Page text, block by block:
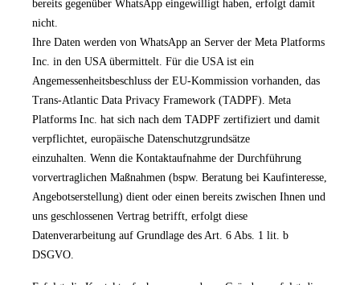
bereits gegenüber WhatsApp eingewilligt haben, erfolgt damit
nicht.
Ihre Daten werden von WhatsApp an Server der Meta Platforms
Inc. in den USA übermittelt. Für die USA ist ein
Angemessenheitsbeschluss der EU-Kommission vorhanden, das
Trans-Atlantic Data Privacy Framework (TADPF). Meta
Platforms Inc. hat sich nach dem TADPF zertifiziert und damit
verpflichtet, europäische Datenschutzgrundsätze
einzuhalten. Wenn die Kontaktaufnahme der Durchführung
vorvertraglichen Maßnahmen (bspw. Beratung bei Kaufinteresse,
Angebotserstellung) dient oder einen bereits zwischen Ihnen und
uns geschlossenen Vertrag betrifft, erfolgt diese
Datenverarbeitung auf Grundlage des Art. 6 Abs. 1 lit. b
DSGVO.